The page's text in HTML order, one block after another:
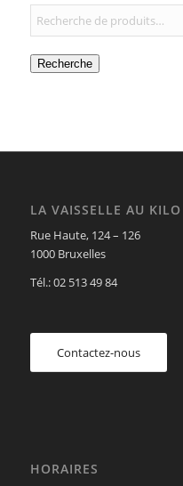
Recherche
LA VAISSELLE AU KILO
Rue Haute, 124 – 126
1000 Bruxelles
Tél.: 02 513 49 84
Contactez-nous
HORAIRES